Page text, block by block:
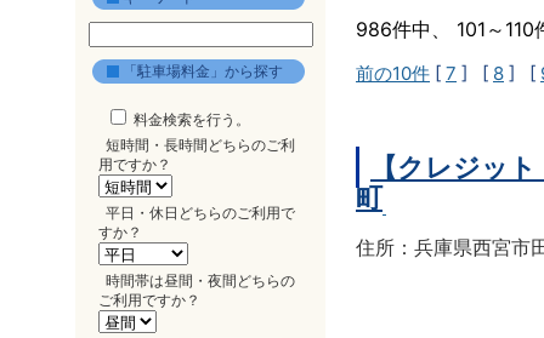
「駐車場料金」から探す
料金検索を行う。
短時間・長時間どちらのご利
用ですか？
平日・休日どちらのご利用で
すか？
時間帯は昼間・夜間どちらの
ご利用ですか？
986件中、 101～
前の10件 [ 7 ] [ 8 ] [
【クレジッ
町
住所：兵庫県西宮市